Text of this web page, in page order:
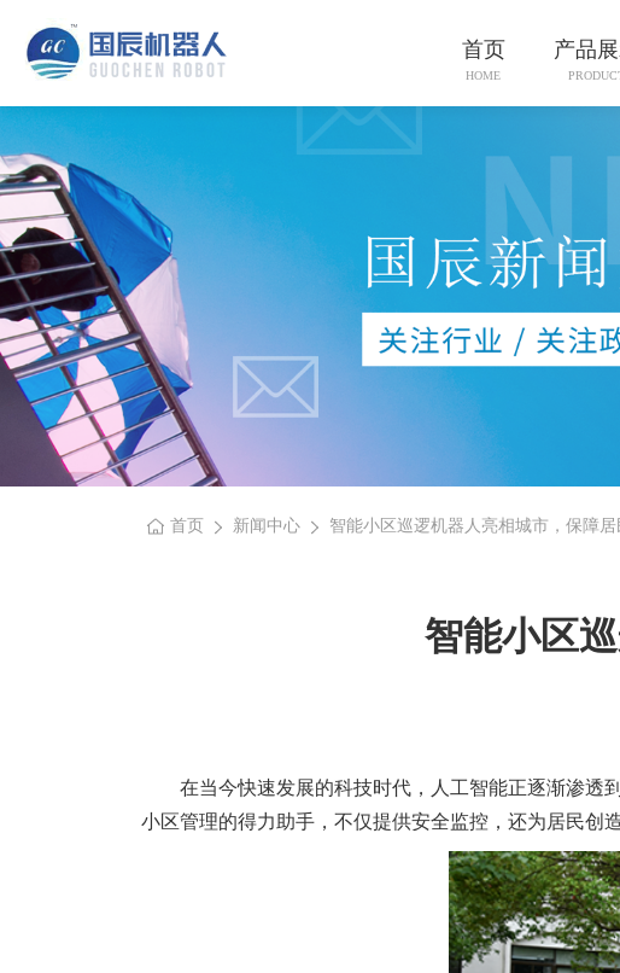
首页
HOME
产品
首页 新闻中心 智能小区巡逻机器人亮相城市，保障居
智能小区
在当今快速发展的科技时代，人工智能正逐渐渗透
小区管理的得力助手，不仅提供安全监控，还为居民创